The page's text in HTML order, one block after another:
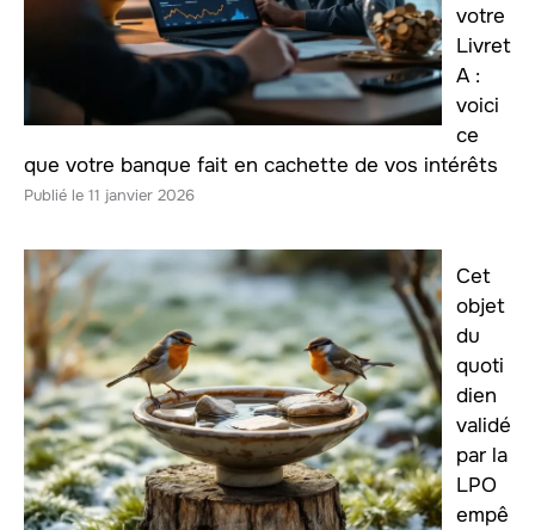
votre
Livret
A :
voici
ce
que votre banque fait en cachette de vos intérêts
11 janvier 2026
Cet
objet
du
quoti
dien
validé
par la
LPO
empê